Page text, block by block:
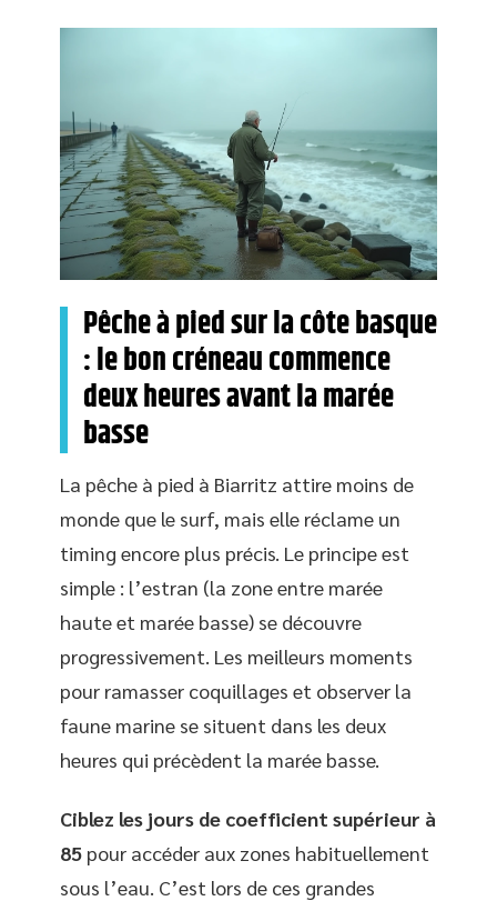
Pêche à pied sur la côte basque
: le bon créneau commence
deux heures avant la marée
basse
La pêche à pied à Biarritz attire moins de
monde que le surf, mais elle réclame un
timing encore plus précis. Le principe est
simple : l’estran (la zone entre marée
haute et marée basse) se découvre
progressivement. Les meilleurs moments
pour ramasser coquillages et observer la
faune marine se situent dans les deux
heures qui précèdent la marée basse.
Ciblez les jours de coefficient supérieur à
85 pour accéder aux zones habituellement
sous l’eau. C’est lors de ces grandes